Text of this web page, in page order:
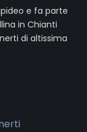
e fa parte
in Chianti
di altissima